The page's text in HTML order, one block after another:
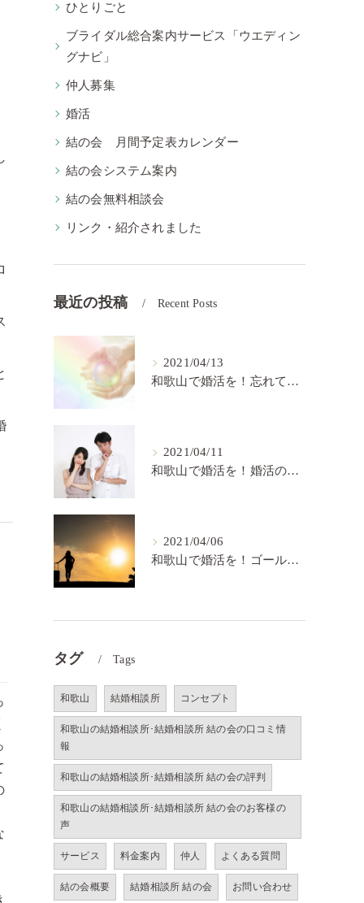
ひとりごと
ブライダル総合案内サービス「ウエディン
グナビ」
仲人募集
婚活
結の会 月間予定表カレンダー
結の会システム案内
結の会無料相談会
リンク・紹介されました
最近の投稿 Recent Posts
2021/04/13
和歌山で婚活を！忘れてはいけない婚活の秘訣【結の会】
2021/04/11
和歌山で婚活を！婚活の中で大切なこと【結の会】
2021/04/06
和歌山で婚活を！ゴールを決めるということ【結の会】
タグ Tags
和歌山 結婚相談所 コンセプト
和歌山の結婚相談所･結婚相談所 結の会の口コミ情
報
和歌山の結婚相談所･結婚相談所 結の会の評判
和歌山の結婚相談所･結婚相談所 結の会のお客様の
声
サービス 料金案内 仲人 よくある質問
結の会概要 結婚相談所 結の会 お問い合わせ